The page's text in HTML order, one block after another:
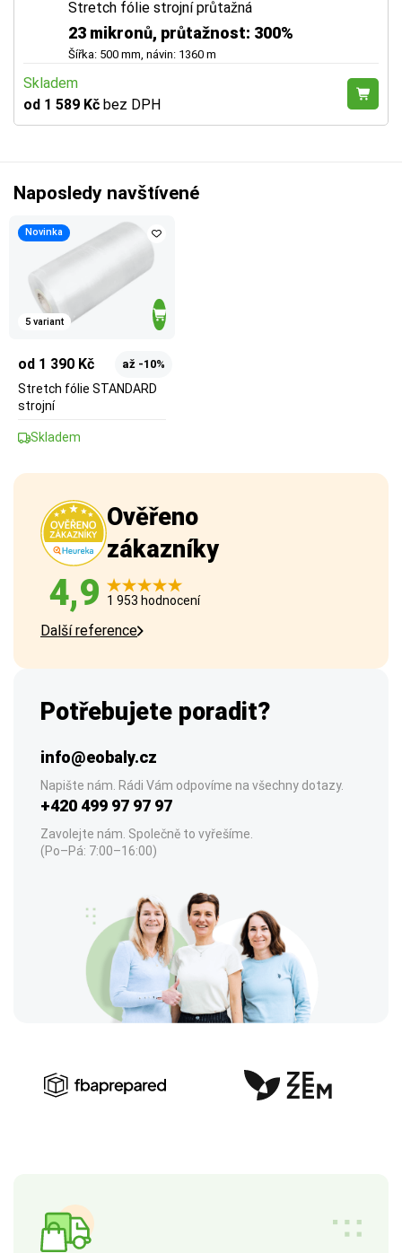
Stretch fólie strojní průtažná
23 mikronů, průtažnost: 300%
Šířka: 500 mm, návin: 1360 m
Skladem
od 1 589 Kč bez DPH
Naposledy navštívené
Novinka
5 variant
od 1 390 Kč až -10%
Stretch fólie STANDARD
strojní
Skladem
Ověřeno
zákazníky
4,9 1 953 hodnocení
Další reference
Potřebujete poradit?
info@eobaly.cz
Napište nám. Rádi Vám odpovíme na všechny dotazy.
+420 499 97 97 97
Zavolejte nám. Společně to vyřešíme.
(Po–Pá: 7:00–16:00)